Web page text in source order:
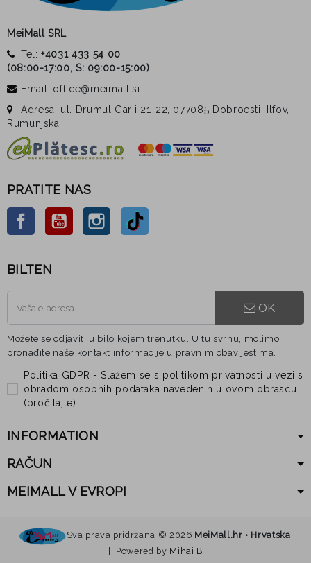
MeiMall SRL
Tel:+4031 433 54 00
(08:00-17:00, S: 09:00-15:00)
Email: office@meimall.si
Adresa: ul. Drumul Garii 21-22, 077085 Dobroesti, Ilfov,
Rumunjska
PRATITE NAS
FacebookYouTube Instagram
BILTEN
OK
Možete se odjaviti u bilo kojem trenutku. U tu svrhu, molimo
pronađite naše kontakt informacije u pravnim obavijestima.
Politika GDPR - Slažem se s politikom privatnosti u vezi s
obradom osobnih podataka navedenih u ovom obrascu
(pročitajte)
INFORMATION
RAČUN
MEIMALL V EVROPI
Sva prava pridržana © 2026 MeiMall.hr • Hrvatska
| Powered by Mihai B